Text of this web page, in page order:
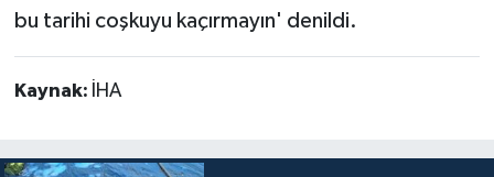
bu tarihi coşkuyu kaçırmayın' denildi.
Kaynak: İHA